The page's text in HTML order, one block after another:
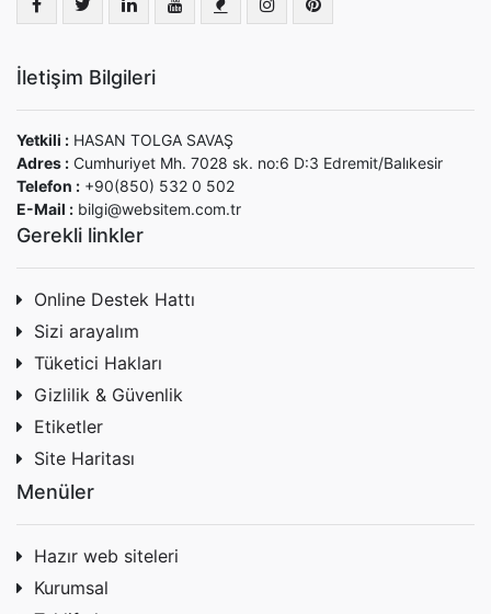
İletişim Bilgileri
Yetkili : HASAN TOLGA SAVAŞ
Adres : Cumhuriyet Mh. 7028 sk. no:6 D:3 Edremit/Balıkesir
Telefon : +90(850) 532 0 502
E-Mail : bilgi@websitem.com.tr
Gerekli linkler
Online Destek Hattı
Sizi arayalım
Tüketici Hakları
Gizlilik & Güvenlik
Etiketler
Site Haritası
Menüler
Hazır web siteleri
Kurumsal